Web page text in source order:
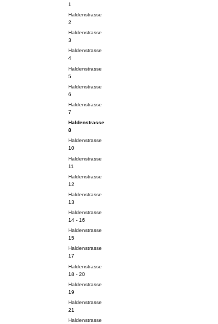
1
Haldenstrasse
2
Haldenstrasse
3
Haldenstrasse
4
Haldenstrasse
5
Haldenstrasse
6
Haldenstrasse
7
Haldenstrasse
8
Haldenstrasse
10
Haldenstrasse
11
Haldenstrasse
12
Haldenstrasse
13
Haldenstrasse
14 - 16
Haldenstrasse
15
Haldenstrasse
17
Haldenstrasse
18 - 20
Haldenstrasse
19
Haldenstrasse
21
Haldenstrasse